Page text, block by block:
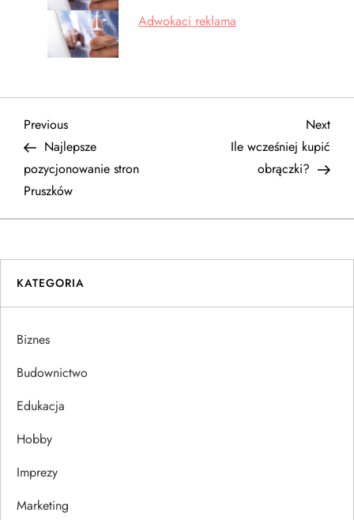
Adwokaci reklama
N
a
w
g
a
c
j
a
w
p
Previous
Post
Previous
Najlepsze
pozycjonowanie stron
Pruszków
Next
Next
Ile wcześniej kupić
obrączki?
KATEGORIA
Biznes
Budownictwo
Edukacja
Hobby
Imprezy
Marketing